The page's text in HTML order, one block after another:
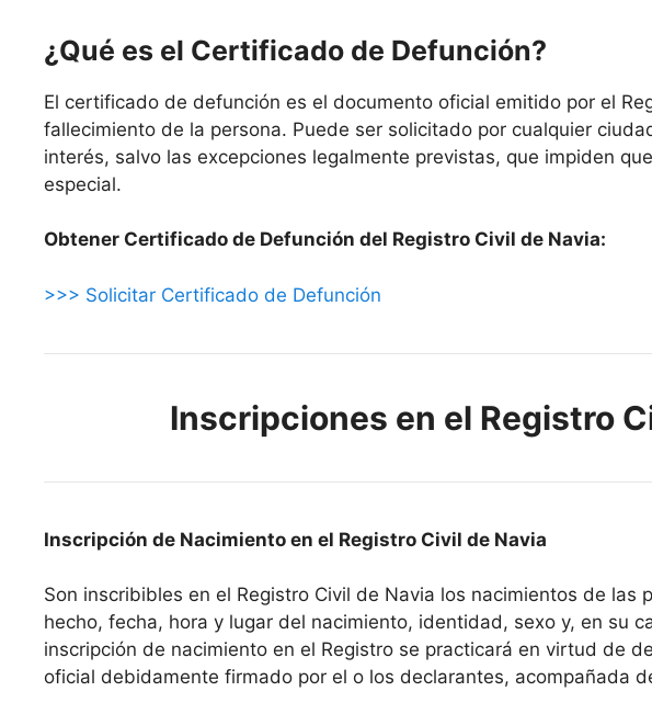
¿Qué es el Certificado de Defunción?
El certificado de defunción es el documento oficial emitido por el
fallecimiento de la persona. Puede ser solicitado por cualquier
interés, salvo las excepciones legalmente previstas, que impiden
especial.
Obtener Certificado de Defunción del Registro Civil de Navia:
>>> Solicitar Certificado de Defunción
Inscripciones en el Registro
Inscripción de Nacimiento en el Registro Civil de Navia
Son inscribibles en el Registro Civil de Navia los nacimientos de las
hecho, fecha, hora y lugar del nacimiento, identidad, sexo y, en su
inscripción de nacimiento en el Registro se practicará en virtud de
oficial debidamente firmado por el o los declarantes, acompañada